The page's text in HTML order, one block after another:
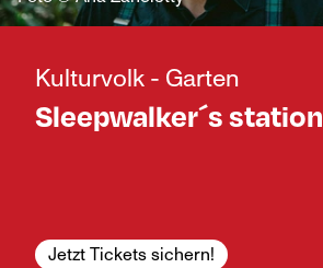
Kulturvolk - Garten
Sleepwalker´s station
Jetzt Tickets sichern!